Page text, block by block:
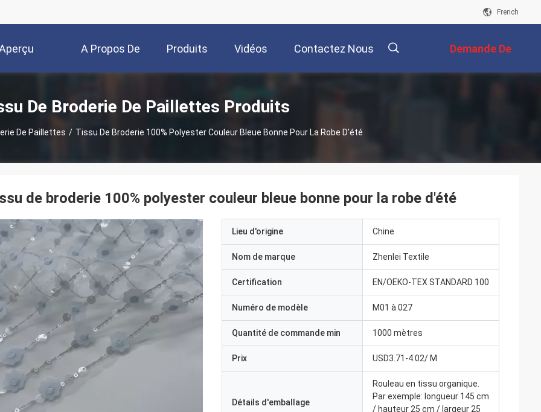
French
A Propos De
Nous
Produits Vidéos Contactez Nous Demande De
Soumission
De Broderie De Paillettes Produits
De Paillettes / Tissu De Broderie 100% Polyester Couleur Bleue Bonne Pour La Robe D'été
de broderie 100% polyester couleur bleue bonne pour la robe d'été
Lieu d'origine Chine
Nom de marque Zhenlei Textile
Certification EN/OEKO-TEX STANDARD 100
Numéro de modèle M01 à 027
Quantité de commande min 1000 mètres
Prix USD3.71-4.02/ M
Détails d'emballage
Rouleau en tissu organique.
Par exemple: longueur 145 cm
/ hauteur 25 cm / largeur 25